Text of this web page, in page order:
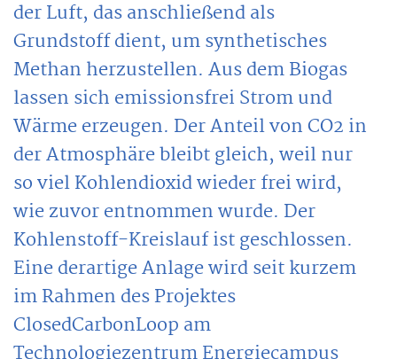
der Luft, das anschließend als
Grundstoff dient, um synthetisches
Methan herzustellen. Aus dem Biogas
lassen sich emissionsfrei Strom und
Wärme erzeugen. Der Anteil von CO2 in
der Atmosphäre bleibt gleich, weil nur
so viel Kohlendioxid wieder frei wird,
wie zuvor entnommen wurde. Der
Kohlenstoff-Kreislauf ist geschlossen.
Eine derartige Anlage wird seit kurzem
im Rahmen des Projektes
ClosedCarbonLoop am